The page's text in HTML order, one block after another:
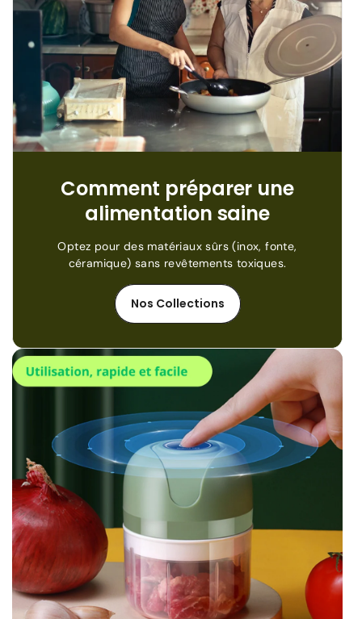
Comment préparer une
alimentation saine
Optez pour des matériaux sûrs (inox, fonte,
céramique) sans revêtements toxiques.
Nos Collections